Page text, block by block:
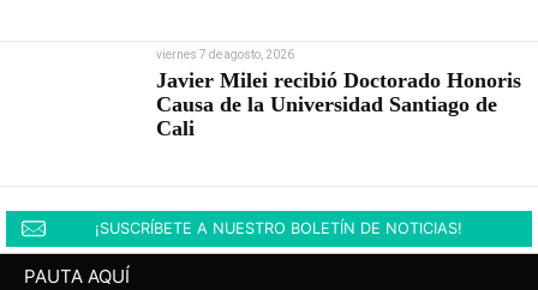
viernes 7 de agosto, 2026
Javier Milei recibió Doctorado Honoris
Causa de la Universidad Santiago de
Cali
¡SUSCRÍBETE A NUESTRO BOLETÍN DE NOTICIAS!
PAUTA AQUÍ